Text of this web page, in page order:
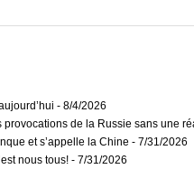
- 8/4/2026
de la Russie sans une
et s’appelle la Chine - 7/31/2026
nous tous! - 7/31/2026